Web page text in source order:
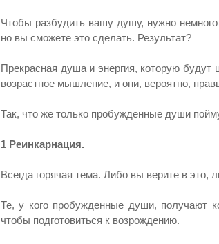
Чтобы разбудить вашу душу, нужно
но вы сможете это сделать. Результат?
Прекрасная душа и энергия, которую будут
возрастное мышление, и они, вероятно,
Так, что же только пробужденные души
1 Реинкарнация.
Всегда горячая тема. Либо вы верите в это,
Те, у кого пробужденные души, получают
чтобы подготовиться к возрождению.